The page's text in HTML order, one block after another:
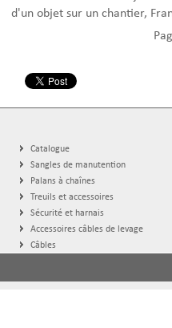
d'un objet sur un chantier,
Catalogue
Sangles de manutention
Palans à chaînes
Treuils et accessoires
Sécurité et harnais
Accessoires câbles de levage
Câbles